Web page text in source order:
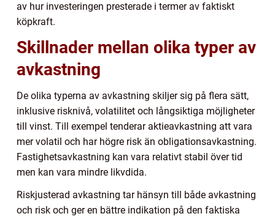
av hur investeringen presterade i termer av faktiskt
köpkraft.
Skillnader mellan olika typer av
avkastning
De olika typerna av avkastning skiljer sig på flera sätt,
inklusive risknivå, volatilitet och långsiktiga möjligheter
till vinst. Till exempel tenderar aktieavkastning att vara
mer volatil och har högre risk än obligationsavkastning.
Fastighetsavkastning kan vara relativt stabil över tid
men kan vara mindre likvdida.
Riskjusterad avkastning tar hänsyn till både avkastning
och risk och ger en bättre indikation på den faktiska